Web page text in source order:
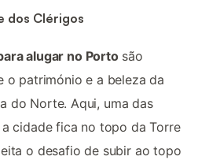
dos Clérigos
alugar no Portosão
o património e a beleza da
do Norte. Aqui, uma das
cidade fica no topo da Torre
o desafio de subir ao topo